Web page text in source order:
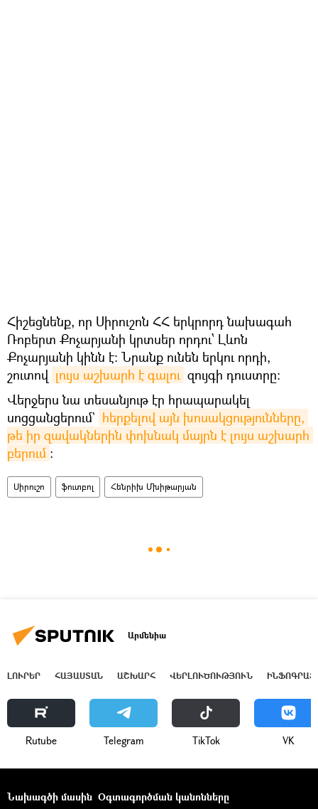
Հիշեցնենք, որ Սիրուշոն ՀՀ երկրորդ նախագահ
Ռոբերտ Քոչարյանի կրտսեր որդու՝ Լևոն
Քոչարյանի կինն է։ Նրանք ունեն երկու որդի,
շուտով լույս աշխարհ է գալու զույգի դուստրը։
Վերջերս նա տեսանյութ էր հրապարակել
սոցցանցերում` հերքելով այն խոսակցությունները,
թե իր զավակներին փոխնակ մայրն է լույս աշխարհ
բերում ։
Սիրուշո ֆուտբոլ Հենրիխ Մխիթարյան
Արմենիա
ԼՈՒՐԵՐ ՀԱՅԱՍՏԱՆ ԱՇԽԱՐՀ ՎԵՐԼՈՒԾՈՒԹՅՈՒՆ
Rutube Telegram ТikТоk VK
Նախագծի մասին Օգտագործման կանոնները